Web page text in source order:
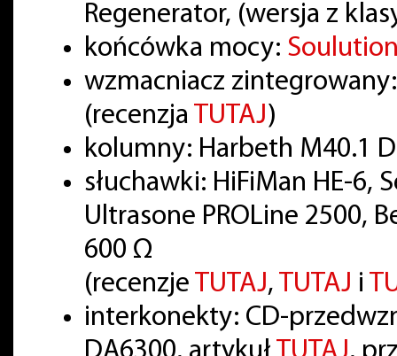
Regenerator, (wersja z
końcówka mocy:
wzmacniacz
(recenzja TUTAJ)
kolumny: Harbeth M40.1
słuchawki: HiFiMan HE-6,
Ultrasone PROLine 2500,
600 Ω
(recenzje TUTAJ, TUTAJ i
interkonekty: CD-